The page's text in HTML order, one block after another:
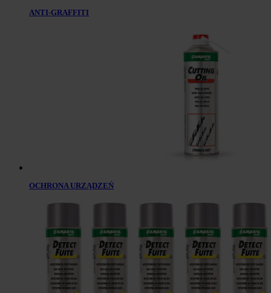
ANTI-GRAFFITI
OCHRONA URZĄDZEŃ